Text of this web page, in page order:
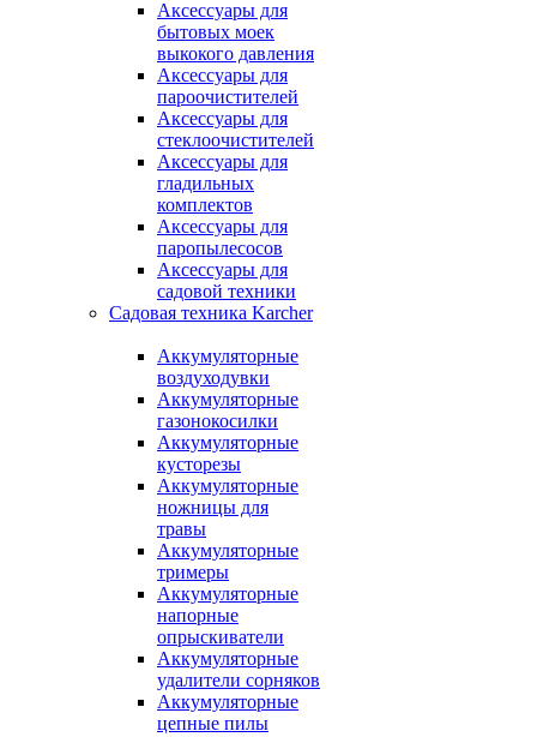
Аксессуары для
бытовых моек
выкокого давления
Аксессуары для
пароочистителей
Аксессуары для
стеклоочистителей
Аксессуары для
гладильных
комплектов
Аксессуары для
паропылесосов
Аксессуары для
садовой техники
Садовая техника Karcher
Аккумуляторные
воздуходувки
Аккумуляторные
газонокосилки
Аккумуляторные
кусторезы
Аккумуляторные
ножницы для
травы
Аккумуляторные
тримеры
Аккумуляторные
напорные
опрыскиватели
Аккумуляторные
удалители сорняков
Аккумуляторные
цепные пилы